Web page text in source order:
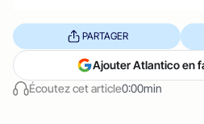
Écoutez cet article0:00min
PARTAGER
Ajouter Atlantico en